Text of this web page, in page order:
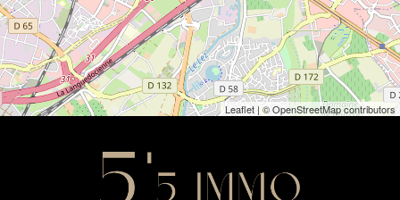
Leaflet | © OpenStreetMap contributors